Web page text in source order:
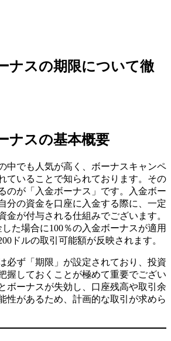
ナスの期限について徹
ナスの基本概要
中でも人気が高く、ボーナスキャンペ
ていることで知られております。その
のが「入金ボーナス」です。入金ボー
分の資金を口座に入金する際に、一定
金が付与される仕組みでございます。
た場合に100％の入金ボーナスが適用
ドルの取引可能額が反映されます。
必ず「期限」が設定されており、投資
握しておくことが極めて重要でござい
ボーナスが失効し、口座残高や取引余
性があるため、計画的な取引が求めら